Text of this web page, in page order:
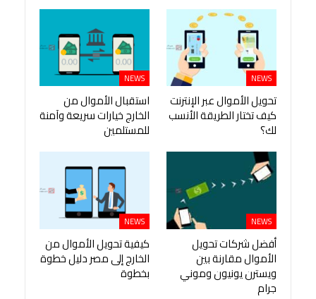
NEWS
تحويل الأموال عبر الإنترنت
كيف تختار الطريقة الأنسب
لك؟
NEWS
استقبال الأموال من
الخارج خيارات سريعة وآمنة
للمستلمين
NEWS
أفضل شركات تحويل
الأموال مقارنة بين
ويسترن يونيون وموني
جرام
NEWS
كيفية تحويل الأموال من
الخارج إلى مصر دليل خطوة
بخطوة